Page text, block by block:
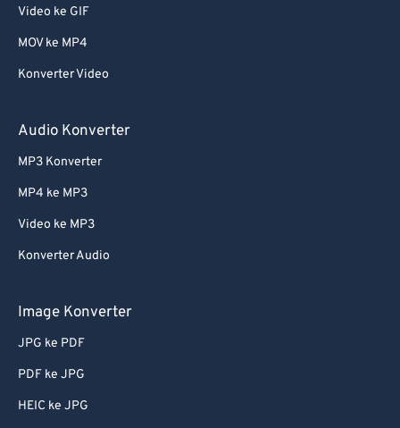
Video ke GIF
MOV ke MP4
Konverter Video
Audio Konverter
MP3 Konverter
MP4 ke MP3
Video ke MP3
Konverter Audio
Image Konverter
JPG ke PDF
PDF ke JPG
HEIC ke JPG